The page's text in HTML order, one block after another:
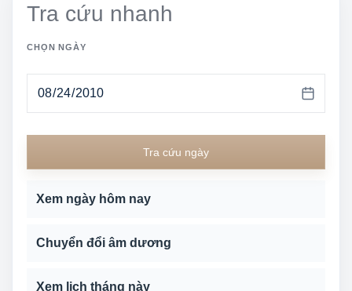
Tra cứu nhanh
CHỌN NGÀY
Tra cứu ngày
Xem ngày hôm nay
Chuyển đổi âm dương
Xem lịch tháng này